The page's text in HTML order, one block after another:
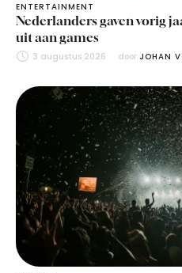
ENTERTAINMENT
Nederlanders gaven vorig
uit aan games
3 augustus 2026 door JOHAN